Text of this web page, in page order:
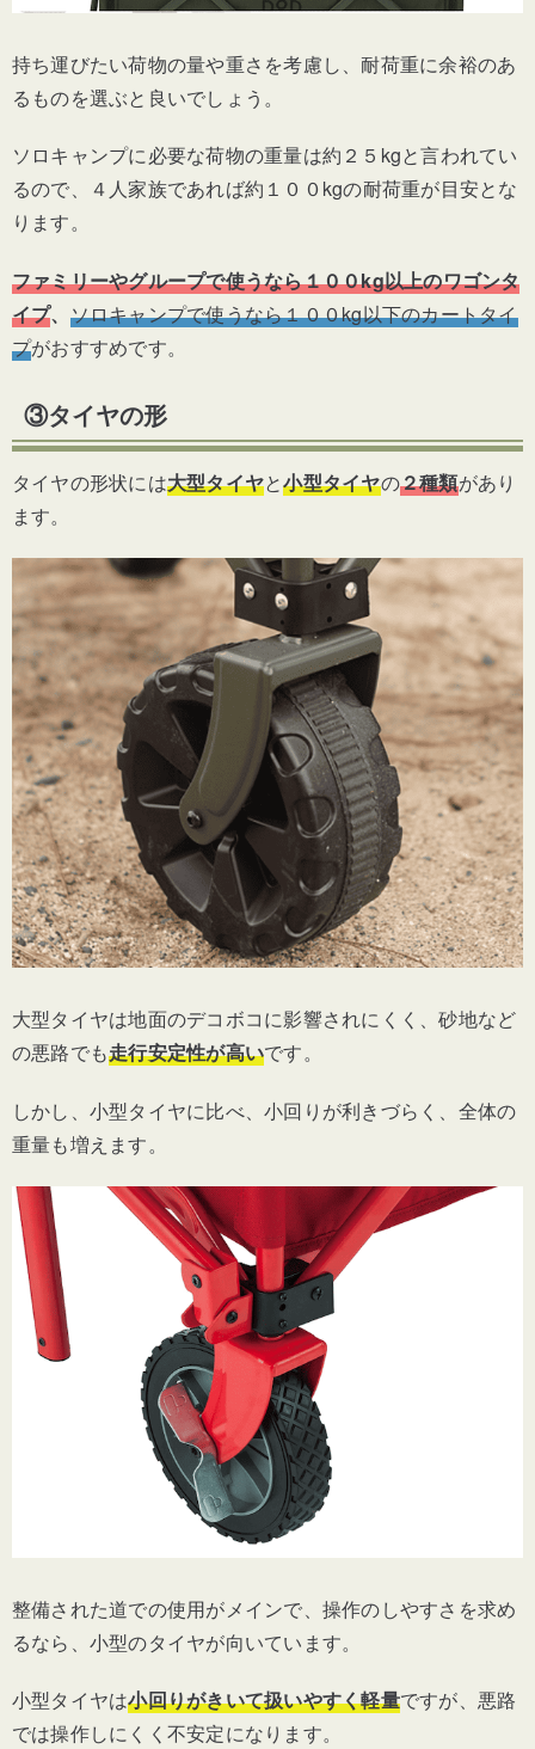
持ち運びたい荷物の量や重さを考慮し、耐荷重に余裕のあ
るものを選ぶと良いでしょう。
ソロキャンプに必要な荷物の重量は約２５kgと言われてい
るので、４人家族であれば約１００kgの耐荷重が目安とな
ります。
ファミリーやグループで使うなら１００kg以上のワゴンタ
イプ、 ソロキャンプで使うなら１００kg以下のカートタイ
プがおすすめです。
③タイヤの形
タイヤの形状には大型タイヤと小型タイヤの２種類があり
ます。
大型タイヤは地面のデコボコに影響されにくく、砂地など
の悪路でも走行安定性が高いです。
しかし、小型タイヤに比べ、小回りが利きづらく、全体の
重量も増えます。
整備された道での使用がメインで、操作のしやすさを求め
るなら、小型のタイヤが向いています。
小型タイヤは小回りがきいて扱いやすく軽量ですが、悪路
では操作しにくく不安定になります。